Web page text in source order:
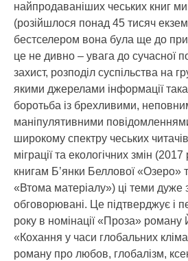
найпродаваніших чеських книг
(розійшлося понад 45 тисяч
бестселером вона була ще до
це не дивно – увага до сучасної
захист, розподіл суспільства на
якими джерелами інформації
боротьба із брехливими,
маніпулятивними
широкому спектру чеських
міграції та екологічних змін
книгам Бʼянки Беллової
«Втома матеріалу») ці теми дуже
обговорювані. Це підтверджує і
року в номінації «Проза»
«Кохання у часи глобальних
роману про любов, глобалізм,